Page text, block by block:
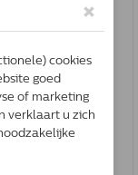
Kg